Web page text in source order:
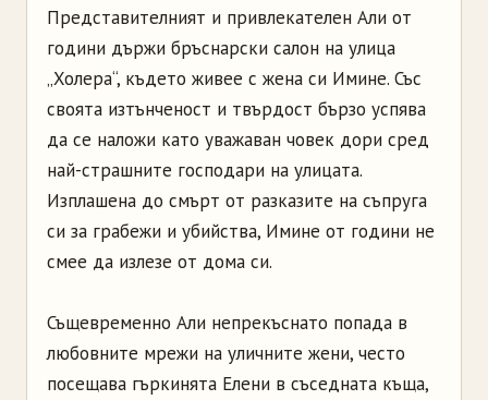
Представителният и привлекателен Али от
години държи бръснарски салон на улица
„Холера“, където живее с жена си Имине. Със
своята изтънченост и твърдост бързо успява
да се наложи като уважаван човек дори сред
най-страшните господари на улицата.
Изплашена до смърт от разказите на съпруга
си за грабежи и убийства, Имине от години не
смее да излезе от дома си.
Същевременно Али непрекъснато попада в
любовните мрежи на уличните жени, често
посещава гъркинята Елени в съседната къща,